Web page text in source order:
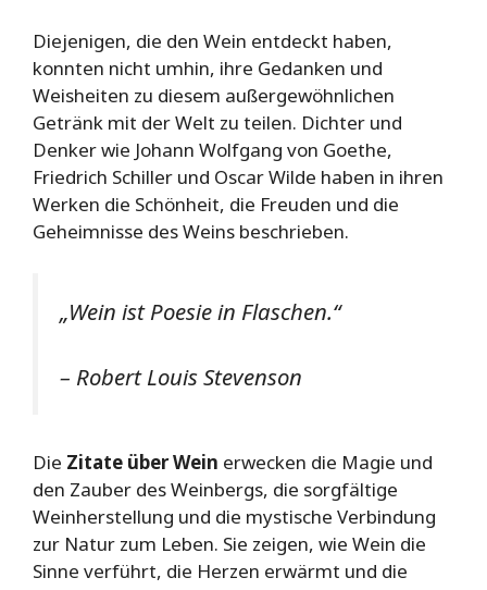
Diejenigen, die den Wein entdeckt haben,
konnten nicht umhin, ihre Gedanken und
Weisheiten zu diesem außergewöhnlichen
Getränk mit der Welt zu teilen. Dichter und
Denker wie Johann Wolfgang von Goethe,
Friedrich Schiller und Oscar Wilde haben in ihren
Werken die Schönheit, die Freuden und die
Geheimnisse des Weins beschrieben.
„Wein ist Poesie in Flaschen.“
– Robert Louis Stevenson
Die Zitate über Wein erwecken die Magie und
den Zauber des Weinbergs, die sorgfältige
Weinherstellung und die mystische Verbindung
zur Natur zum Leben. Sie zeigen, wie Wein die
Sinne verführt, die Herzen erwärmt und die